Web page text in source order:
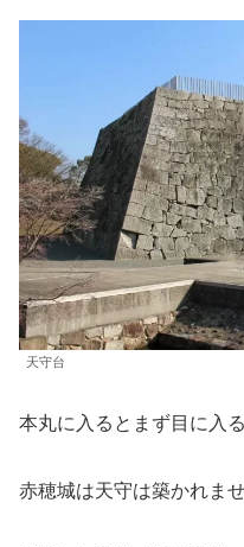
天守台
本丸に入るとまず目に入
赤穂城は天守は築かれま